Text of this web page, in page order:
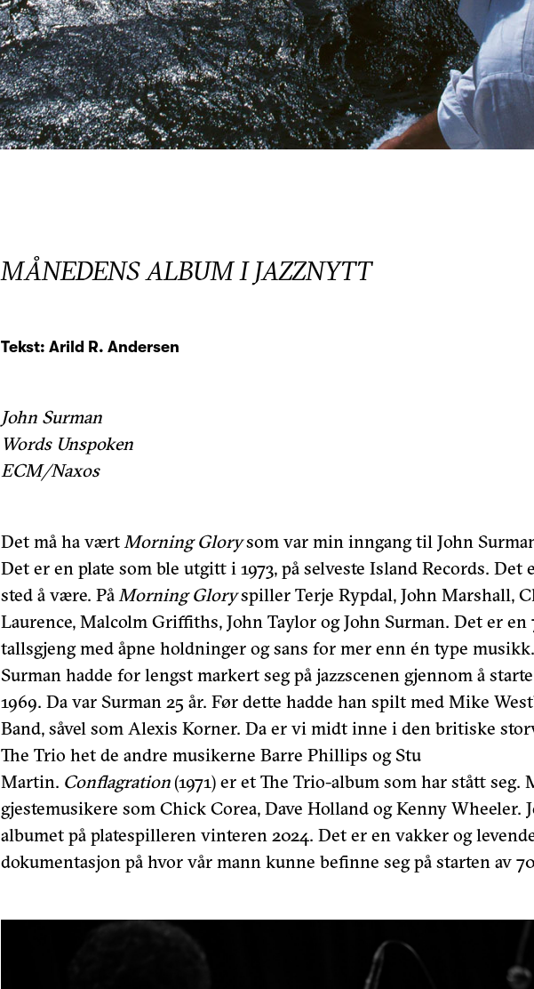
MÅNEDENS ALBUM I JAZZNYTT
Tekst: Arild R. Andersen
John Surman
Words Unspoken
ECM/Naxos
Det må ha vært Morning Glorysom var min inngang til John
Det er en plate som ble utgitt i 1973, på selveste Island Records. Det
sted å være. På Morning Gloryspiller Terje Rypdal, John Marshall,
Laurence, Malcolm Griffiths, John Taylor og John Surman. Det er en
tallsgjeng med åpne holdninger og sans for mer enn én type
Surman hadde for lengst markert seg på jazzscenen gjennom å
1969. Da var Surman 25 år. Før dette hadde han spilt med Mike
Band, såvel som Alexis Korner. Da er vi midt inne i den britiske
The Trio het de andre musikerne Barre Phillips og Stu
Martin. Conflagration (1971) er et The Trio-album som har stått seg.
gjestemusikere som Chick Corea, Dave Holland og Kenny Wheeler.
albumet på platespilleren vinteren 2024. Det er en vakker og
dokumentasjon på hvor vår mann kunne befinne seg på starten av